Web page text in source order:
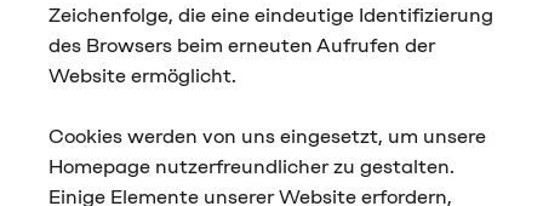
Zeichenfolge, die eine eindeutige Identifizierung
des Browsers beim erneuten Aufrufen der
Website ermöglicht.
Cookies werden von uns eingesetzt, um unsere
Homepage nutzerfreundlicher zu gestalten.
Einige Elemente unserer Website erfordern,